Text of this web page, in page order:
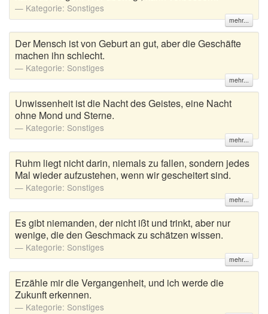
Kategorie: Sonstiges
mehr...
Der Mensch ist von Geburt an gut, aber die Geschäfte
machen ihn schlecht.
Kategorie: Sonstiges
mehr...
Unwissenheit ist die Nacht des Geistes, eine Nacht
ohne Mond und Sterne.
Kategorie: Sonstiges
mehr...
Ruhm liegt nicht darin, niemals zu fallen, sondern jedes
Mal wieder aufzustehen, wenn wir gescheitert sind.
Kategorie: Sonstiges
mehr...
Es gibt niemanden, der nicht ißt und trinkt, aber nur
wenige, die den Geschmack zu schätzen wissen.
Kategorie: Sonstiges
mehr...
Erzähle mir die Vergangenheit, und ich werde die
Zukunft erkennen.
Kategorie: Sonstiges